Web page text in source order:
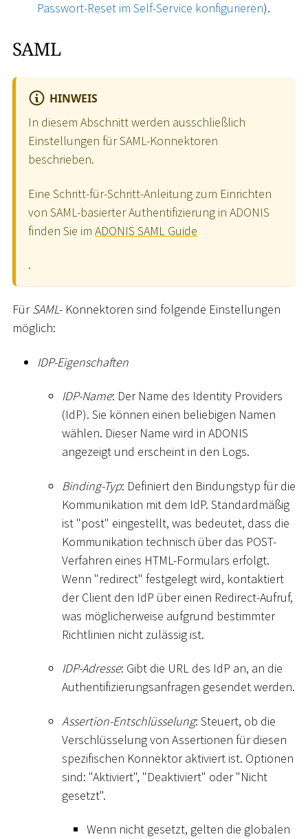
Passwort-Reset im Self-Service konfigurieren).
SAML
HINWEIS
In diesem Abschnitt werden ausschließlich
Einstellungen für SAML-Konnektoren
beschrieben.
Eine Schritt-für-Schritt-Anleitung zum Einrichten
von SAML-basierter Authentifizierung in ADONIS
finden Sie im ADONIS SAML Guide
.
FürSAML- Konnektoren sind folgende Einstellungen
möglich:
IDP-Eigenschaften
IDP-Name: Der Name des Identity Providers
(IdP). Sie können einen beliebigen Namen
wählen. Dieser Name wird in ADONIS
angezeigt und erscheint in den Logs.
Binding-Typ: Definiert den Bindungstyp für die
Kommunikation mit dem IdP. Standardmäßig
ist "post" eingestellt, was bedeutet, dass die
Kommunikation technisch über das POST-
Verfahren eines HTML-Formulars erfolgt.
Wenn "redirect" festgelegt wird, kontaktiert
der Client den IdP über einen Redirect-Aufruf,
was möglicherweise aufgrund bestimmter
Richtlinien nicht zulässig ist.
IDP-Adresse: Gibt die URL des IdP an, an die
Authentifizierungsanfragen gesendet werden.
Assertion-Entschlüsselung: Steuert, ob die
Verschlüsselung von Assertionen für diesen
spezifischen Konnektor aktiviert ist. Optionen
sind: "Aktiviert", "Deaktiviert" oder "Nicht
gesetzt".
Wenn nicht gesetzt, gelten die globalen